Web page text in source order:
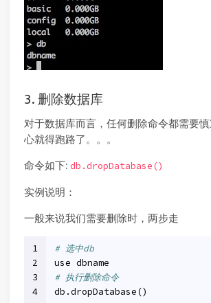
3. 删除数据库
对于数据库而言，任何删除命令都需要
心就得跑路了。。。
命令如下: db.dropDatabase()
实例说明：
一般来说我们需要删除时，两步走
1
2
3
4
# 选中db
use dbname
# 执行删除命令
db.dropDatabase()